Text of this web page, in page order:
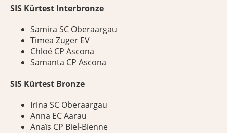
SIS Kürtest Interbronze
Samira SC Oberaargau
Timea Zuger EV
Chloé CP Ascona
Samanta CP Ascona
SIS Kürtest Bronze
Irina SC Oberaargau
Anna EC Aarau
Anaïs CP Biel-Bienne